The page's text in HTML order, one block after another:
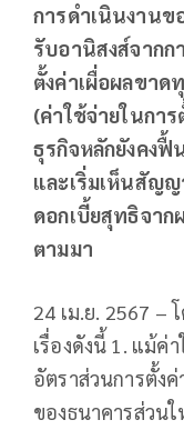
การดำเนินงาน
รับอานิสงส์จากก
ตั้งค่าเผื่อผลขาด
(ค่าใช้จ่ายในกา
ธุรกิจหลักยังคงฟื้
และเริ่มเห็นสัญ
ดอกเบี้ยสุทธิจา
ตามมา
24 เม.ย. 2567 –
เรื่องดังนี้ 1. แม้ค่
อัตราส่วนการตั้ง
ของธนาคารส่วน